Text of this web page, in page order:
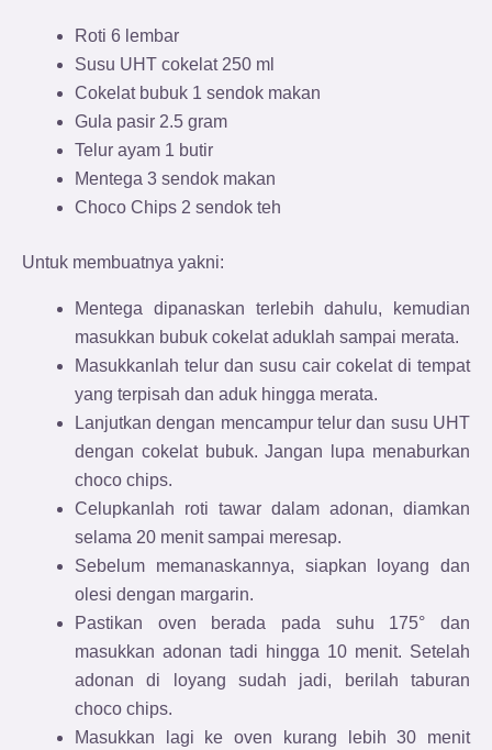
Roti 6 lembar
Susu UHT cokelat 250 ml
Cokelat bubuk 1 sendok makan
Gula pasir 2.5 gram
Telur ayam 1 butir
Mentega 3 sendok makan
Choco Chips 2 sendok teh
Untuk membuatnya yakni:
Mentega dipanaskan terlebih dahulu, kemudian
masukkan bubuk cokelat aduklah sampai merata.
Masukkanlah telur dan susu cair cokelat di tempat
yang terpisah dan aduk hingga merata.
Lanjutkan dengan mencampur telur dan susu UHT
dengan cokelat bubuk. Jangan lupa menaburkan
choco chips.
Celupkanlah roti tawar dalam adonan, diamkan
selama 20 menit sampai meresap.
Sebelum memanaskannya, siapkan loyang dan
olesi dengan margarin.
Pastikan oven berada pada suhu 175° dan
masukkan adonan tadi hingga 10 menit. Setelah
adonan di loyang sudah jadi, berilah taburan
choco chips.
Masukkan lagi ke oven kurang lebih 30 menit